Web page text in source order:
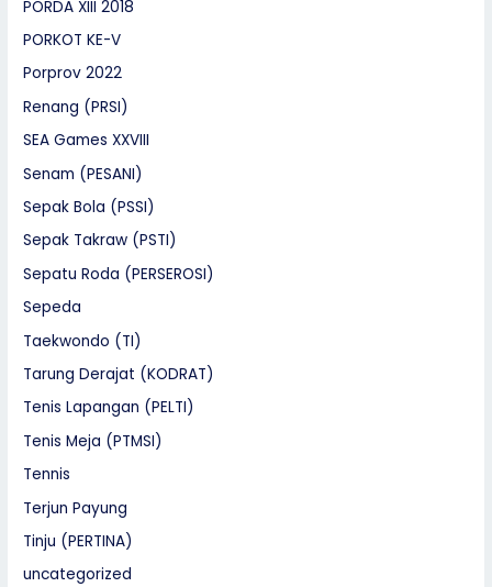
PORDA XIII 2018
PORKOT KE-V
Porprov 2022
Renang (PRSI)
SEA Games XXVIII
Senam (PESANI)
Sepak Bola (PSSI)
Sepak Takraw (PSTI)
Sepatu Roda (PERSEROSI)
Sepeda
Taekwondo (TI)
Tarung Derajat (KODRAT)
Tenis Lapangan (PELTI)
Tenis Meja (PTMSI)
Tennis
Terjun Payung
Tinju (PERTINA)
uncategorized